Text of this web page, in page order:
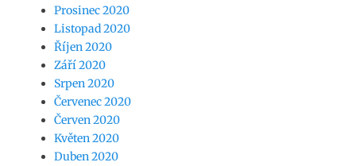
Prosinec 2020
Listopad 2020
Říjen 2020
Září 2020
Srpen 2020
Červenec 2020
Červen 2020
Květen 2020
Duben 2020